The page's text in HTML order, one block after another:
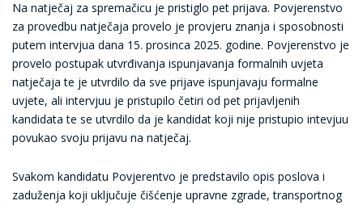
Na natječaj za spremačicu je pristiglo pet prijava. Povjerenstvo
za provedbu natječaja provelo je provjeru znanja i sposobnosti
putem intervjua dana 15. prosinca 2025. godine. Povjerenstvo je
provelo postupak utvrđivanja ispunjavanja formalnih uvjeta
natječaja te je utvrdilo da sve prijave ispunjavaju formalne
uvjete, ali intervjuu je pristupilo četiri od pet prijavljenih
kandidata te se utvrdilo da je kandidat koji nije pristupio intevjuu
povukao svoju prijavu na natječaj.
Svakom kandidatu Povjerentvo je predstavilo opis poslova i
zaduženja koji uključuje čišćenje upravne zgrade, transportnog